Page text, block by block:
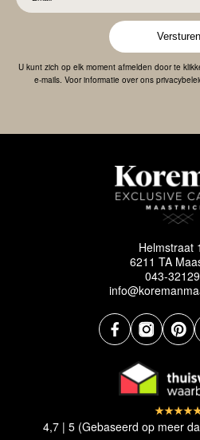
Versturen
U kunt zich op elk moment afmelden door te
e-mails. Voor informatie over ons
Helmstraat
6211 TA
043-
4,7 | 5 (Gebaseerd op meer